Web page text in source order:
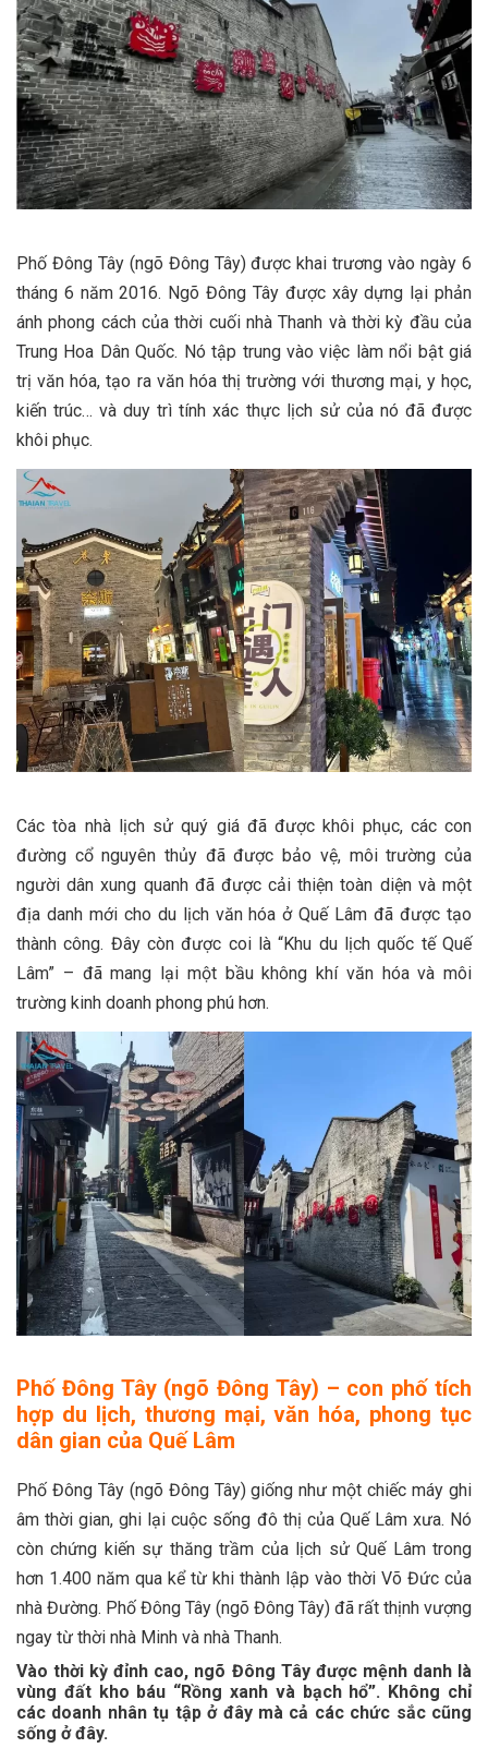
Phố Đông Tây (ngõ Đông Tây) được khai trương vào ngày 6
tháng 6 năm 2016. Ngõ Đông Tây được xây dựng lại phản
ánh phong cách của thời cuối nhà Thanh và thời kỳ đầu của
Trung Hoa Dân Quốc. Nó tập trung vào việc làm nổi bật giá
trị văn hóa, tạo ra văn hóa thị trường với thương mại, y học,
kiến ​​trúc… và duy trì tính xác thực lịch sử của nó đã được
khôi phục.
Các tòa nhà lịch sử quý giá đã được khôi phục, các con
đường cổ nguyên thủy đã được bảo vệ, môi trường của
người dân xung quanh đã được cải thiện toàn diện và một
địa danh mới cho du lịch văn hóa ở Quế Lâm đã được tạo
thành công. Đây còn được coi là “Khu du lịch quốc tế Quế
Lâm” – đã mang lại một bầu không khí văn hóa và môi
trường kinh doanh phong phú hơn.
Phố Đông Tây (ngõ Đông Tây) – con phố tích
hợp du lịch, thương mại, văn hóa, phong tục
dân gian của Quế Lâm
Phố Đông Tây (ngõ Đông Tây) giống như một chiếc máy ghi
âm thời gian, ghi lại cuộc sống đô thị của Quế Lâm xưa. Nó
còn chứng kiến ​​sự thăng trầm của lịch sử Quế Lâm trong
hơn 1.400 năm qua kể từ khi thành lập vào thời Võ Đức của
nhà Đường. Phố Đông Tây (ngõ Đông Tây) đã rất thịnh vượng
ngay từ thời nhà Minh và nhà Thanh.
Vào thời kỳ đỉnh cao, ngõ Đông Tây được mệnh danh là
vùng đất kho báu “Rồng xanh và bạch hổ”. Không chỉ
các doanh nhân tụ tập ở đây mà cả các chức sắc cũng
sống ở đây.